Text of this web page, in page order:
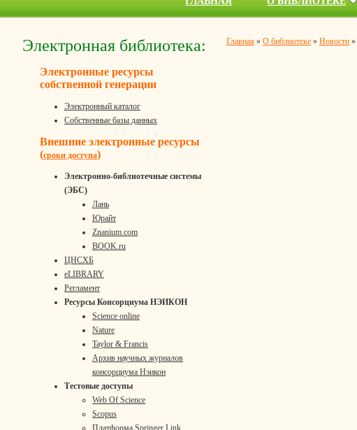
Электронная библиотека:
Электронные ресурсы
собственной генерации
Электронный каталог
Собственные базы данных
Внешние электронные ресурсы
(сроки доступа)
Электронно-библиотечные системы
(ЭБС)
Лань
Юрайт
Znanium.com
BOOK.ru
ЦНСХБ
eLIBRARY
Регламент
Ресурсы Консорциума НЭИКОН
Science online
Nature
Taylor & Francis
Архив научных журналов
консорциума Нэикон
Тестовые доступы
Web Of Science
Scopus
Платформа Springer Link
Главная » О библиотеке » Новости »